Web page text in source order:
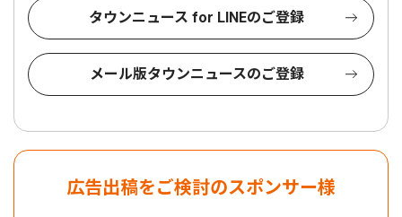
タウンニュース for LINEのご登録
メール版タウンニュースのご登録
広告出稿をご検討のスポンサー様